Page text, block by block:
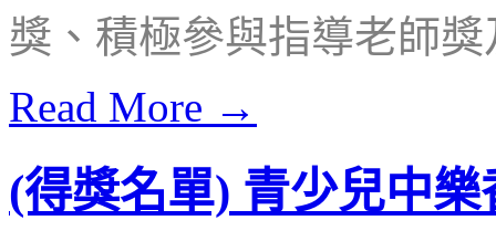
獎、積極參與指導老師
Read More →
(得獎名單) 青少兒中